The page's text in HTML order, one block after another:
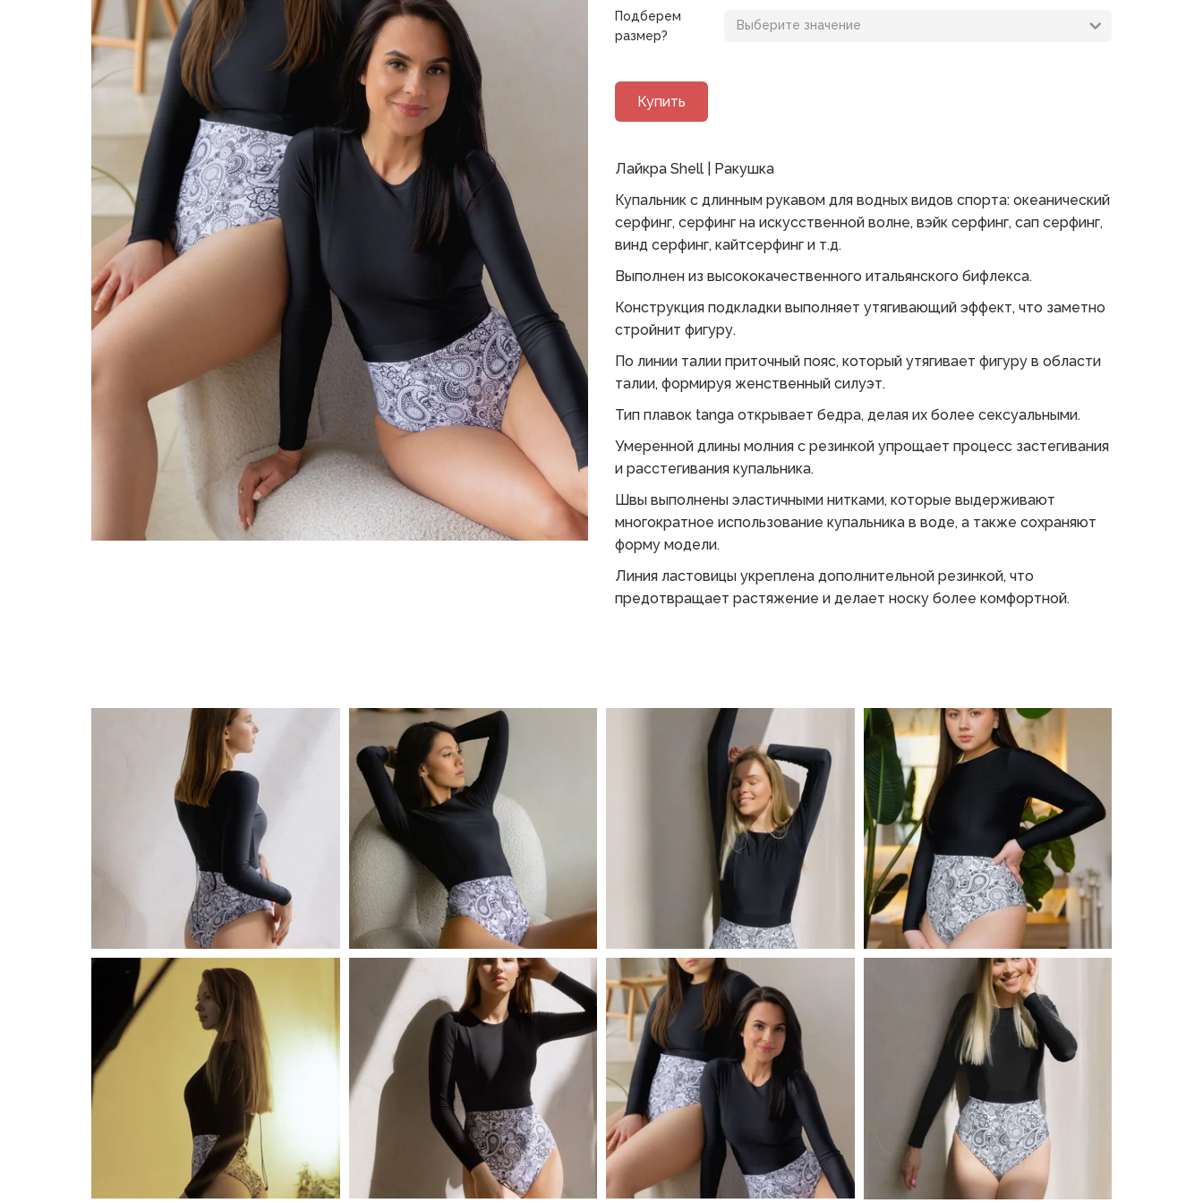
Подберем
размер?
Купить
Лайкра Shell | Ракушка
Купальник с длинным рукавом для водных видов спорта: океанический
серфинг, серфинг на искусственной волне, вэйк серфинг, сап серфинг,
винд серфинг, кайтсерфинг и т.д.
Выполнен из высококачественного итальянского бифлекса.
Конструкция подкладки выполняет утягивающий эффект, что заметно
стройнит фигуру.
По линии талии приточный пояс, который утягивает фигуру в области
талии, формируя женственный силуэт.
Тип плавок tanga открывает бедра, делая их более сексуальными.
Умеренной длины молния с резинкой упрощает процесс застегивания
и расстегивания купальника.
Швы выполнены эластичными нитками, которые выдерживают
многократное использование купальника в воде, а также сохраняют
форму модели.
Линия ластовицы укреплена дополнительной резинкой, что
предотвращает растяжение и делает носку более комфортной.